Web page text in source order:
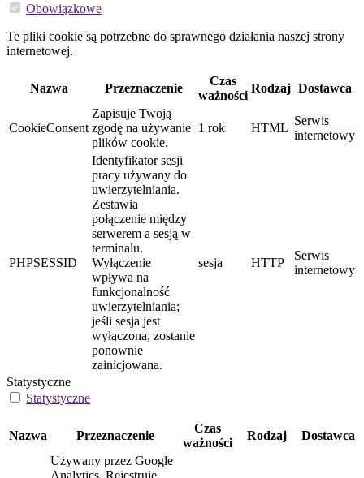
Obowiązkowe
Te pliki cookie są potrzebne do sprawnego działania naszej strony
internetowej.
Nazwa Przeznaczenie
Czas
ważności
Rodzaj Dostawca
CookieConsent
Zapisuje Twoją
zgodę na używanie
plików cookie.
1 rok HTML
Serwis
internetowy
PHPSESSID
Identyfikator sesji
pracy używany do
uwierzytelniania.
Zestawia
połączenie między
serwerem a sesją w
terminalu.
Wyłączenie
wpływa na
funkcjonalność
uwierzytelniania;
jeśli sesja jest
wyłączona, zostanie
ponownie
zainicjowana.
sesja HTTP
Serwis
internetowy
Statystyczne
Statystyczne
Nazwa Przeznaczenie
Czas
ważności
Rodzaj
Dostawca
Używany przez Google
Analytics. Rejestruje